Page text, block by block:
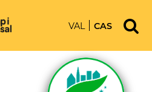
VAL CAS